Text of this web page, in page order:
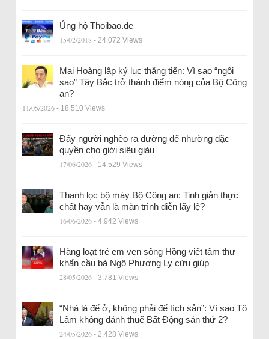
Ủng hộ Thoibao.de
15/02/2018 - 24.072 Views
Mai Hoàng lập kỷ lục thăng tiến: Vì sao “ngôi
sao” Tây Bắc trở thành điểm nóng của Bộ Công
an?
11/05/2026 - 18.510 Views
Đẩy người nghèo ra đường để nhường đặc
quyền cho giới siêu giàu
17/06/2026 - 14.529 Views
Thanh lọc bộ máy Bộ Công an: Tinh giản thực
chất hay vẫn là màn trình diễn lấy lệ?
16/06/2026 - 4.942 Views
Hàng loạt trẻ em ven sông Hồng viết tâm thư
khẩn cầu bà Ngô Phương Ly cứu giúp
28/05/2026 - 3.781 Views
“Nhà là để ở, không phải để tích sản”: Vì sao Tô
Lâm không đánh thuế Bất Động sản thứ 2?
24/05/2026 - 2.428 Views